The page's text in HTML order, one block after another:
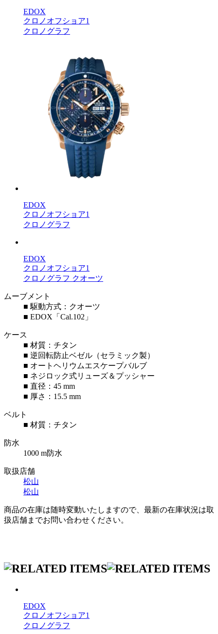
EDOX
クロノオフショア1
クロノグラフ
EDOX
クロノオフショア1
クロノグラフ
EDOX
クロノオフショア1
クロノグラフ クオーツ
ムーブメント
■ 駆動方式：クオーツ
■ EDOX「Cal.102」
ケース
■ 材質：チタン
■ 逆回転防止ベゼル（セラミック製）
■ オートヘリウムエスケープバルブ
■ ネジロック式リューズ＆プッシャー
■ 直径：45 mm
■ 厚さ：15.5 mm
ベルト
■ 材質：チタン
防水
1000 m防水
取扱店舗
松山
松山
商品の在庫は随時変動いたしますので、最新の在庫状況は取
扱店舗までお問い合わせください。
EDOX
クロノオフショア1
クロノグラフ